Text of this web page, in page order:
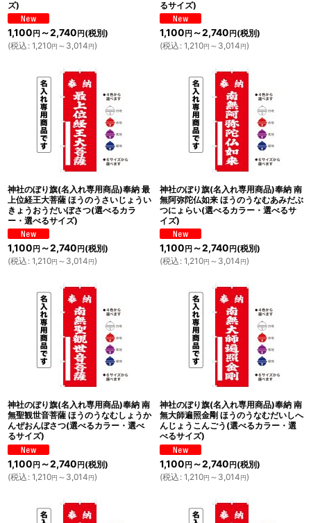
ズ)
1,100 円 ～2,740 円 (税別)
(税込 : 1,210円 ～3,014円)
るサイズ)
1,100 円 ～2,740 円 (税別)
(税込 : 1,210円 ～3,014円)
神社のぼり旗(名入れ専用商品)奉納 最
上位経王大菩薩 ほうのうさいじょうい
きょうおうだいぼさつ(選べるカラ
ー・選べるサイズ)
1,100 円 ～2,740 円 (税別)
(税込 : 1,210円 ～3,014円)
神社のぼり旗(名入れ専用商品)奉納 南
無阿弥陀仏如来 ほうのうなむあみだぶ
つにょらい(選べるカラー・選べるサ
イズ)
1,100 円 ～2,740 円 (税別)
(税込 : 1,210円 ～3,014円)
神社のぼり旗(名入れ専用商品)奉納 南
無聖観世音菩薩 ほうのうなむしょうか
んぜおんぼさつ(選べるカラー・選べ
るサイズ)
1,100 円 ～2,740 円 (税別)
(税込 : 1,210円 ～3,014円)
神社のぼり旗(名入れ専用商品)奉納 南
無大師遍照金剛 ほうのうなむだいしへ
んじょうこんごう(選べるカラー・選
べるサイズ)
1,100 円 ～2,740 円 (税別)
(税込 : 1,210円 ～3,014円)